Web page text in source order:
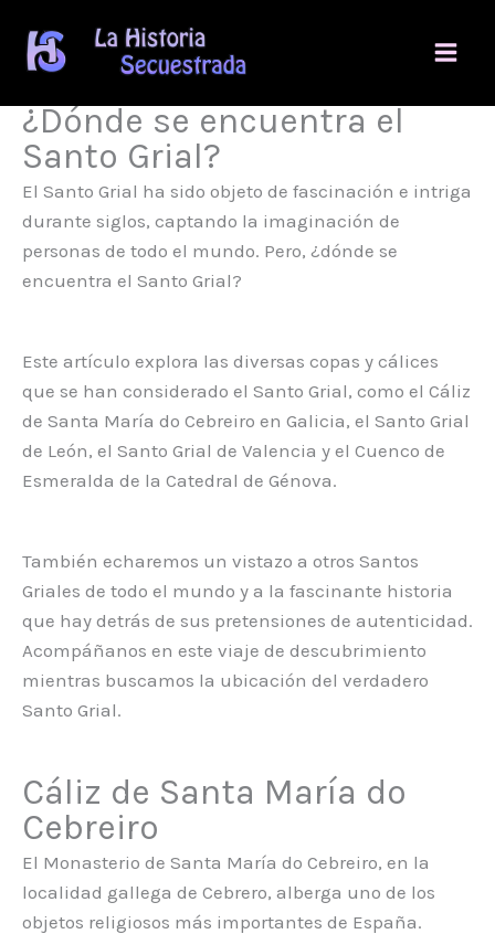
contenido
¿Dónde se encuentra el
Santo Grial?
El Santo Grial ha sido objeto de fascinación e intriga
durante siglos, captando la imaginación de
personas de todo el mundo. Pero, ¿dónde se
encuentra el Santo Grial?
Este artículo explora las diversas copas y cálices
que se han considerado el Santo Grial, como el Cáliz
de Santa María do Cebreiro en Galicia, el Santo Grial
de León, el Santo Grial de Valencia y el Cuenco de
Esmeralda de la Catedral de Génova.
También echaremos un vistazo a otros Santos
Griales de todo el mundo y a la fascinante historia
que hay detrás de sus pretensiones de autenticidad.
Acompáñanos en este viaje de descubrimiento
mientras buscamos la ubicación del verdadero
Santo Grial.
Cáliz de Santa María do
Cebreiro
El Monasterio de Santa María do Cebreiro, en la
localidad gallega de Cebrero, alberga uno de los
objetos religiosos más importantes de España.